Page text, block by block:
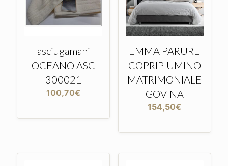
asciugamani
OCEANO ASC
300021
100,70€
EMMA PARURE
COPRIPIUMINO
MATRIMONIALE
GOVINA
154,50€